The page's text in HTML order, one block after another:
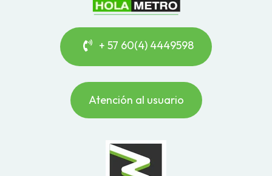
+ 57 60(4) 4449598
Atención al usuario